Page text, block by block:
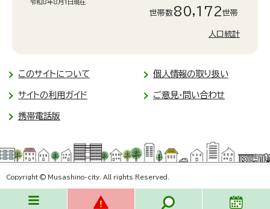
令和8年8月1日現在
世帯数80,172世帯
人口統計
このサイトについて 個人情報の取り扱い
サイトの利用ガイド ご意見・問い合わせ
携帯電話版
Copyright © Musashino-city. All rights Reserved.